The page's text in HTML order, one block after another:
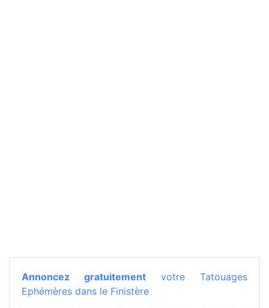
Annoncez gratuitement votre Tatouages
Ephémères dans le Finistère